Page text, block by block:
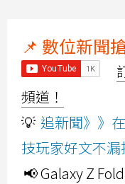
📌 數位新聞
頻道！
💡 追新聞》》
技玩家好文不漏
📢 Galaxy Z